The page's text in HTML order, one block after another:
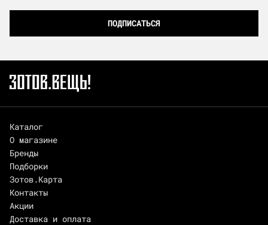
ПОДПИСАТЬСЯ
Каталог
О магазине
Бренды
Подборки
Зотов.Карта
Контакты
Акции
Доставка и оплата